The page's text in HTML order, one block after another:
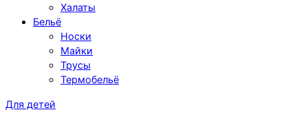
Халаты
Бельё
Носки
Майки
Трусы
Термобельё
Для детей